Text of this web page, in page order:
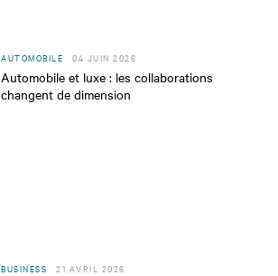
AUTOMOBILE 04 JUIN 2026
Automobile et luxe : les collaborations
changent de dimension
BUSINESS 21 AVRIL 2026